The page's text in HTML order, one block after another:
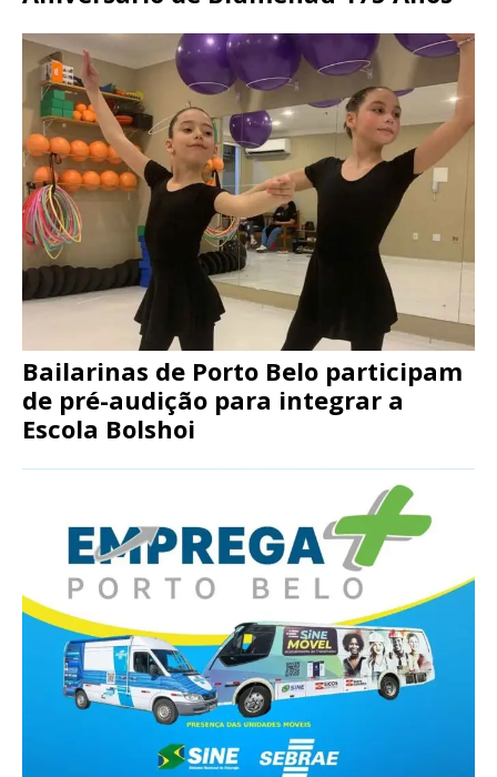
Bailarinas de Porto Belo participam
de pré-audição para integrar a
Escola Bolshoi